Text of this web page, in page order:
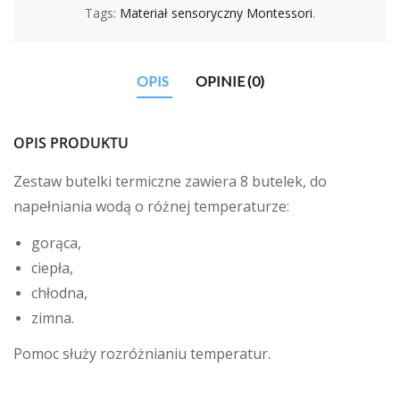
Tags: Materiał sensoryczny Montessori.
OPIS OPINIE (0)
OPIS PRODUKTU
Zestaw butelki termiczne zawiera 8 butelek, do
napełniania wodą o różnej temperaturze:
gorąca,
ciepła,
chłodna,
zimna.
Pomoc służy rozróżnianiu temperatur.